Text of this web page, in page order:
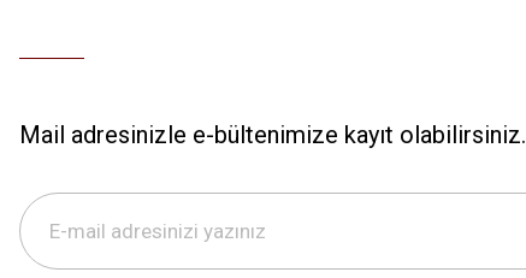
Mail adresinizle e-bültenimize kayıt olabilirsiniz.